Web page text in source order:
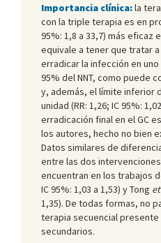
Importancia clínica:la
con la triple terapia es en
95%: 1,8 a 33,7) más eficaz
equivale a tener que tratar
erradicar la infección en uno
95% del NNT, como puede
y, además, el límite inferior
unidad (RR: 1,26; IC 95%:
erradicación final en el GC
los autores, hecho no bien
Datos similares de
entre las dos
encuentran en los trabajos
IC 95%: 1,03 a 1,53) y Tong
1,35). De todas formas, no
terapia secuencial
secundarios.